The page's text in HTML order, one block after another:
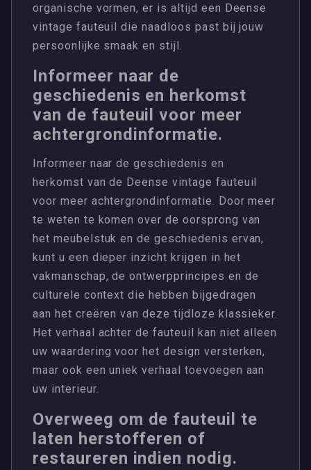
organische vormen, er is altijd een Deense
vintage fauteuil die naadloos past bij jouw
persoonlijke smaak en stijl.
Informeer naar de
geschiedenis en herkomst
van de fauteuil voor meer
achtergrondinformatie.
Informeer naar de geschiedenis en
herkomst van de Deense vintage fauteuil
voor meer achtergrondinformatie. Door meer
te weten te komen over de oorsprong van
het meubelstuk en de geschiedenis ervan,
kunt u een dieper inzicht krijgen in het
vakmanschap, de ontwerpprincipes en de
culturele context die hebben bijgedragen
aan het creëren van deze tijdloze klassieker.
Het verhaal achter de fauteuil kan niet alleen
uw waardering voor het design versterken,
maar ook een uniek verhaal toevoegen aan
uw interieur.
Overweeg om de fauteuil te
laten herstofferen of
restaureren indien nodig.